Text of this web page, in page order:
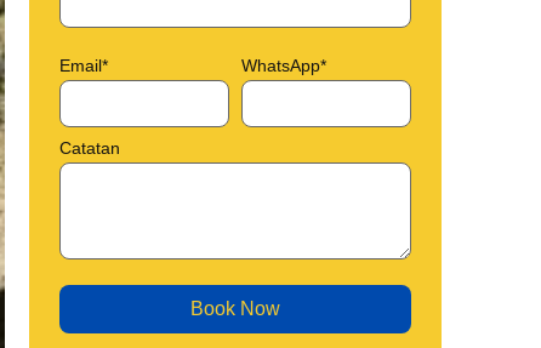
Email* WhatsApp*
Catatan